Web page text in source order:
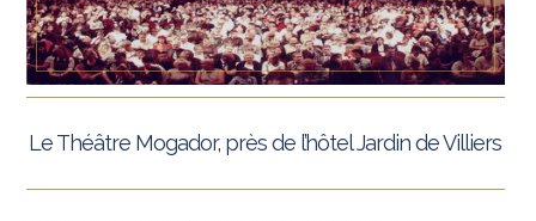
Le Théâtre Mogador, près de l’hôtel Jardin de Villiers